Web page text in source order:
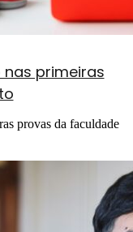
primeiras
provas da faculdade